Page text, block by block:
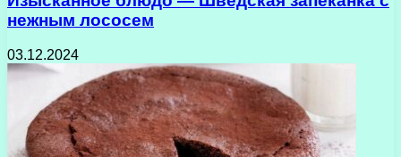
нежным лососем
03.12.2024